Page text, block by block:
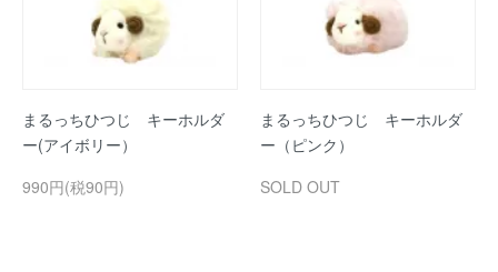
まるっちひつじ キーホルダ
ー(アイボリー）
990円(税90円)
まるっちひつじ キーホルダ
ー（ピンク）
SOLD OUT